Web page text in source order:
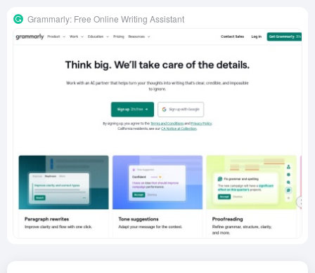
Grammarly: Free Online Writing Assistant